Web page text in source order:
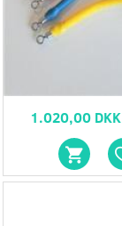
1.020,00 DKK